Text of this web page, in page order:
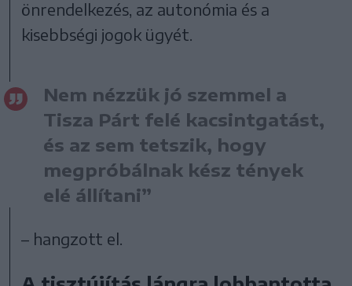
önrendelkezés, az autonómia és a
kisebbségi jogok ügyét.
Nem nézzük jó szemmel a
Tisza Párt felé kacsintgatást,
és az sem tetszik, hogy
megpróbálnak kész tények
elé állítani”
– hangzott el.